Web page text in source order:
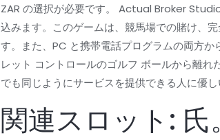
ZAR の選択が必要です。 Actual Broker
込みます。このゲームは、競馬場での賭け、
す。また、PC と携帯電話プログラムの両方
レット コントロールのゴルフ ボールから離
でも同じようにサービスを提供できる人に優
関連スロット: 氏